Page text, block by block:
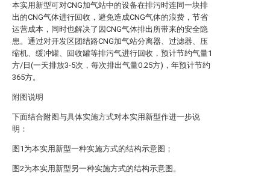
本实用新型可对CNG加气站中的设备在排污时连同一块排
出的CNG气体进行回收，避免造成CNG气体的浪费，节省
运营成本，同时也解决了因CNG气体排出所带来的安全隐
患。通过对开发区团结路CNG加气站分离器、过滤器、压
缩机、缓冲罐、回收罐等排污气进行回收，预计节约气量1
方/日(一天排放3-5次，每次排出气量0.25方)，年预计节约
365方。
附图说明
下面结合附图与具体实施方式对本实用新型作进一步说
明：
图1为本实用新型一种实施方式的结构示意图；
图2为本实用新型另一种实施方式的结构示意图。